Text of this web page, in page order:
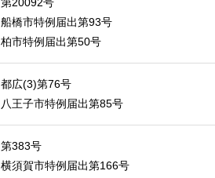
第20092号
船橋市特例届出第93号
柏市特例届出第50号
都広(3)第76号
八王子市特例届出第85号
第383号
横須賀市特例届出第166号